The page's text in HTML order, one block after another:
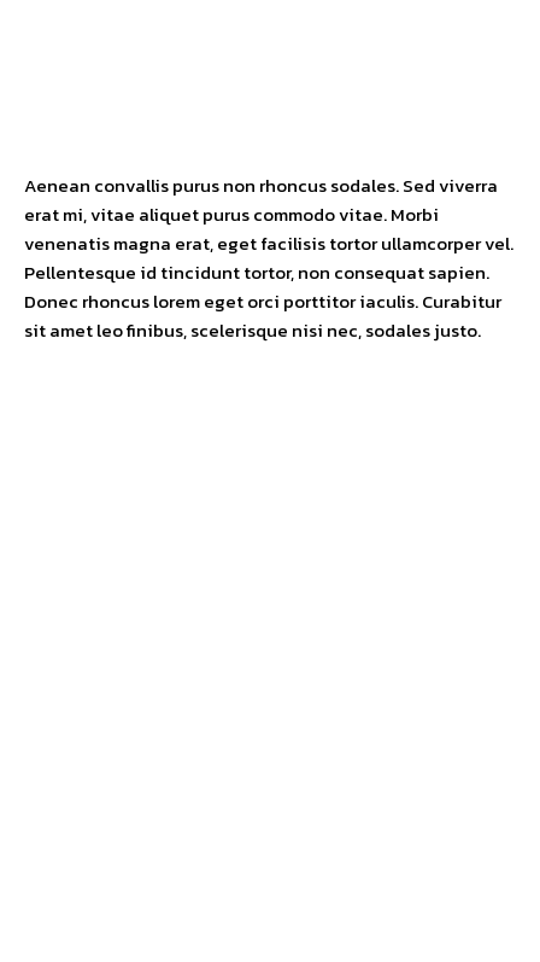
Aenean convallis purus non rhoncus sodales. Sed viverra
erat mi, vitae aliquet purus commodo vitae. Morbi
venenatis magna erat, eget facilisis tortor ullamcorper vel.
Pellentesque id tincidunt tortor, non consequat sapien.
Donec rhoncus lorem eget orci porttitor iaculis. Curabitur
sit amet leo finibus, scelerisque nisi nec, sodales justo.